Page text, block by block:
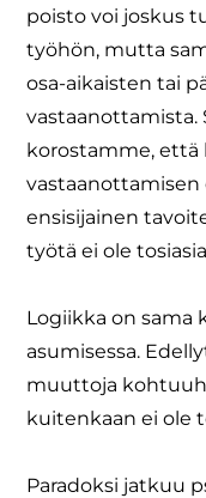
poisto voi joskus
työhön, mutta
osa-aikaisten tai
vastaanottamista.
korostamme, että
ensisijainen
työtä ei ole
Logiikka on sama
asumisessa.
muuttoja
kuitenkaan ei ole
Paradoksi jatkuu